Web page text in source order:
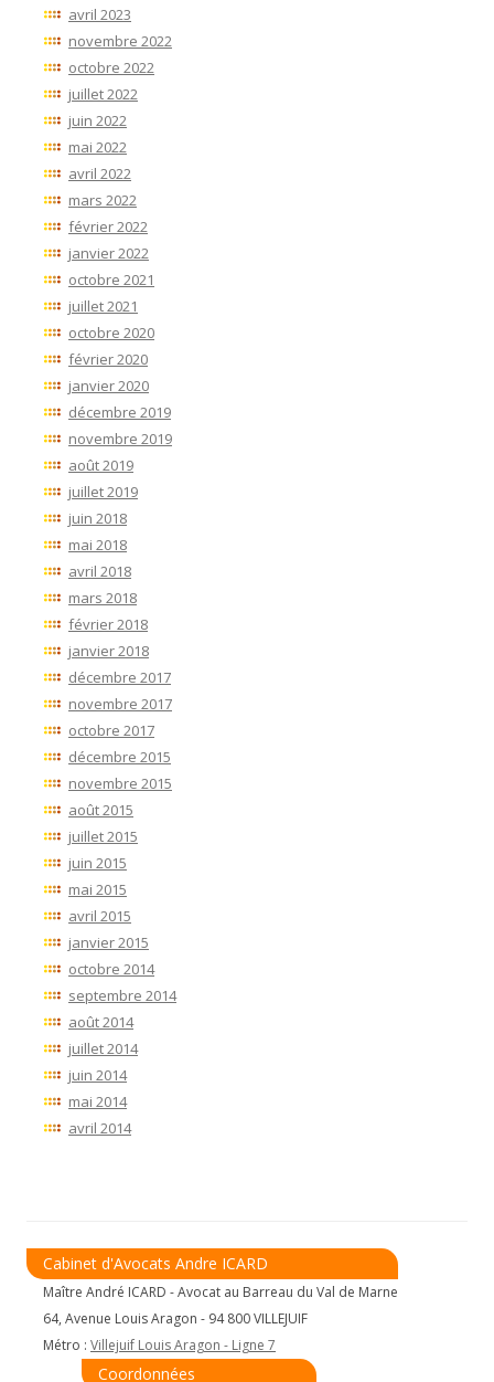
avril 2023
novembre 2022
octobre 2022
juillet 2022
juin 2022
mai 2022
avril 2022
mars 2022
février 2022
janvier 2022
octobre 2021
juillet 2021
octobre 2020
février 2020
janvier 2020
décembre 2019
novembre 2019
août 2019
juillet 2019
juin 2018
mai 2018
avril 2018
mars 2018
février 2018
janvier 2018
décembre 2017
novembre 2017
octobre 2017
décembre 2015
novembre 2015
août 2015
juillet 2015
juin 2015
mai 2015
avril 2015
janvier 2015
octobre 2014
septembre 2014
août 2014
juillet 2014
juin 2014
mai 2014
avril 2014
Cabinet d'Avocats Andre ICARD
Maître André ICARD - Avocat au Barreau du Val de Marne
64, Avenue Louis Aragon - 94 800 VILLEJUIF
Métro : Villejuif Louis Aragon - Ligne 7
Coordonnées